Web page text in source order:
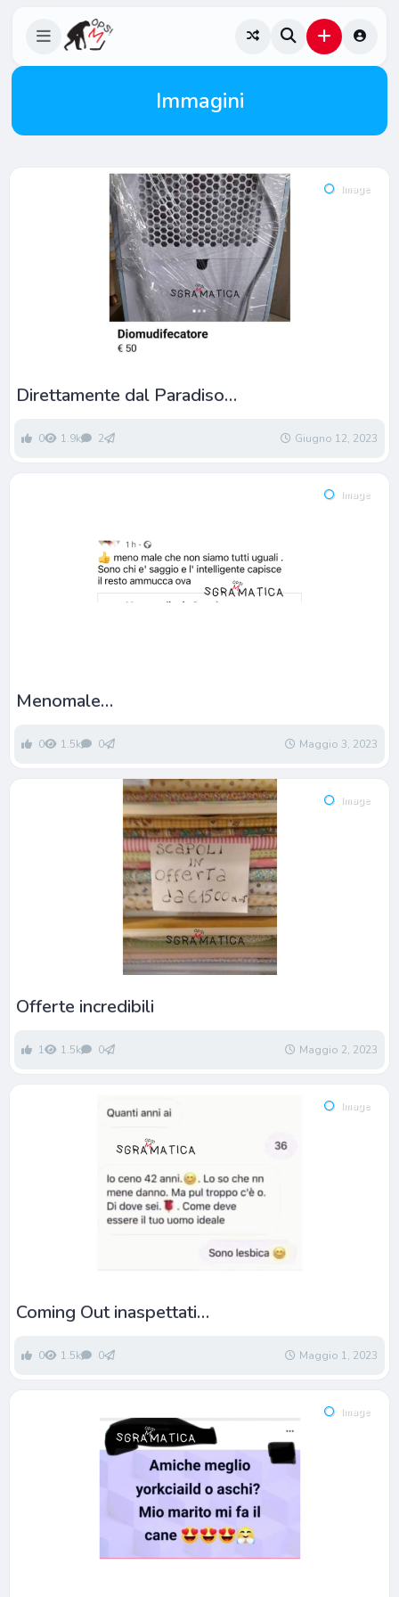
Immagini
Image
Direttamente dal Paradiso…
0 1.9k 2 Giugno 12, 2023
Image
Menomale…
0 1.5k 0 Maggio 3, 2023
Image
Offerte incredibili
1 1.5k 0 Maggio 2, 2023
Image
Coming Out inaspettati…
0 1.5k 0 Maggio 1, 2023
Image